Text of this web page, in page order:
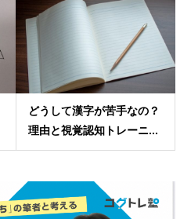
どうして漢字が苦手なの？
理由と視覚認知トレーニ...